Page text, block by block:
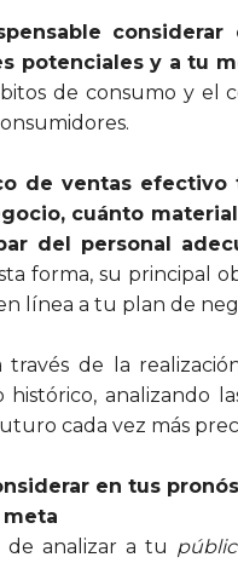
potenciales y a tu
de consumo y el
de ventas
cuánto
del personal
forma, su principal
línea a tu plan de
través de la
analizando
cada vez más
en tus
meta
de analizar a tu